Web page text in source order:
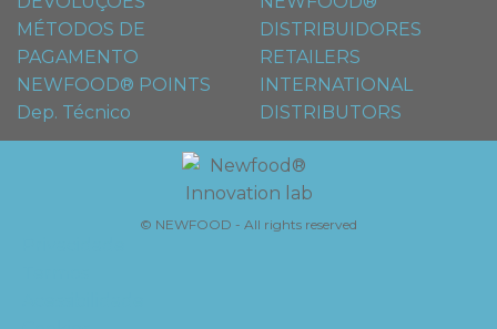
MÉTODOS DE
PAGAMENTO
NEWFOOD® POINTS
Dep. Técnico
DISTRIBUIDORES
RETAILERS
INTERNATIONAL
DISTRIBUTORS
© NEWFOOD - All rights reserved